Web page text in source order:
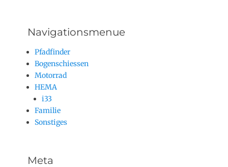
Navigationsmenue
Pfadfinder
Bogenschiessen
Motorrad
HEMA
i33
Familie
Sonstiges
Meta